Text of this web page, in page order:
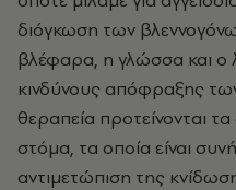
διόγκωση των
βλέφαρα, η γλώσσα και ο
κινδύνους απόφραξης
θεραπεία προτείνονται τα
στόμα, τα οποία είναι
αντιμετώπιση της